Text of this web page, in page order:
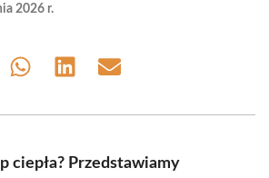
2026 r.
Share Share Share
ciepła? Przedstawiamy